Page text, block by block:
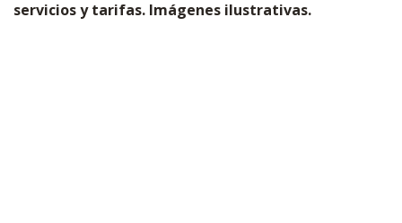
servicios y tarifas. Imágenes ilustrativas.